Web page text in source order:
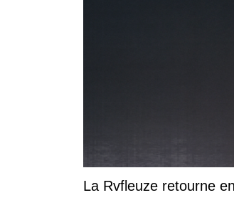
La Rvfleuze retourne